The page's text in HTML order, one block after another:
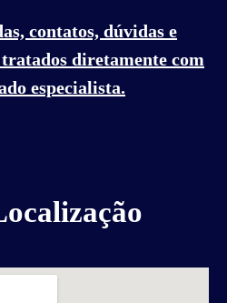
contatos, dúvidas e
diretamente com
especialista.